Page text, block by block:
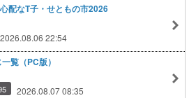
配なT子・せともの市2026
2026.08.06 22:54
覧（PC版）
2026.08.07 08:35